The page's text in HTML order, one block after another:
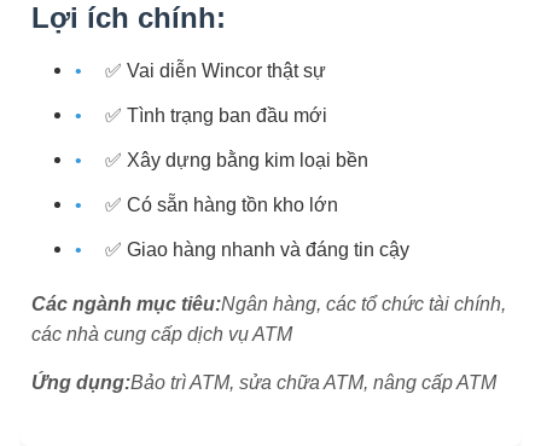
Lợi ích chính:
✅ Vai diễn Wincor thật sự
✅ Tình trạng ban đầu mới
✅ Xây dựng bằng kim loại bền
✅ Có sẵn hàng tồn kho lớn
✅ Giao hàng nhanh và đáng tin cậy
Các ngành mục tiêu:Ngân hàng, các tổ chức tài chính,
các nhà cung cấp dịch vụ ATM
Ứng dụng:Bảo trì ATM, sửa chữa ATM, nâng cấp ATM